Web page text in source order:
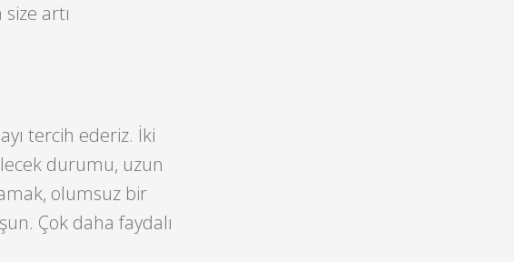
artı
tercih ederiz. İki
durumu, uzun
olumsuz bir
Çok daha faydalı